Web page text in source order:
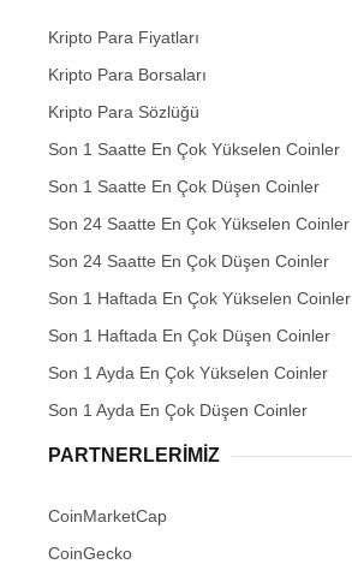
Kripto Para Fiyatları
Kripto Para Borsaları
Kripto Para Sözlüğü
Son 1 Saatte En Çok Yükselen Coinler
Son 1 Saatte En Çok Düşen Coinler
Son 24 Saatte En Çok Yükselen Coinler
Son 24 Saatte En Çok Düşen Coinler
Son 1 Haftada En Çok Yükselen Coinler
Son 1 Haftada En Çok Düşen Coinler
Son 1 Ayda En Çok Yükselen Coinler
Son 1 Ayda En Çok Düşen Coinler
PARTNERLERIMIZ
CoinMarketCap
CoinGecko